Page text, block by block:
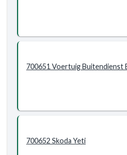
700651 Voertuig Buitendienst
700652 Skoda Yeti